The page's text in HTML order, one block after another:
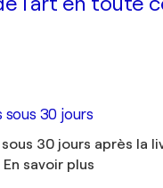
30 jours
30 jours après la
En savoir plus